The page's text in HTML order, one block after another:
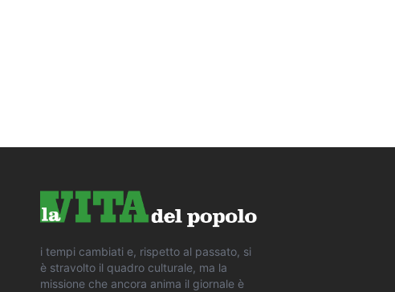
i tempi cambiati e, rispetto al passato, si
è stravolto il quadro culturale, ma la
missione che ancora anima il giornale è